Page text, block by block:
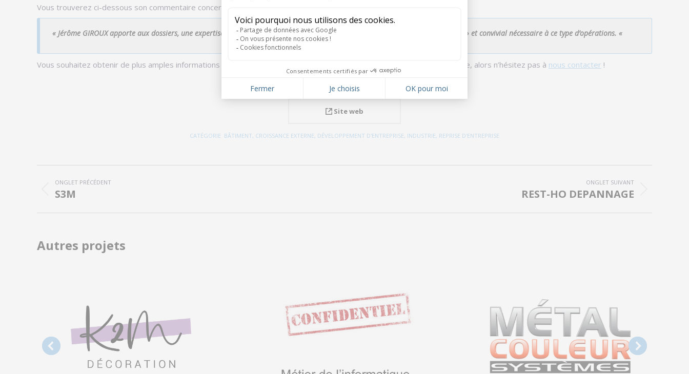
Vous trouverez ci-dessous son commentaire concernant notre accompagnement :
« Jérôme GIROUX apporte aux dossiers, une expertise et un accompagnement sérieux et efficace, sans négliger l’aspect « humain » et convivial nécessaire à ce type d’opérations. «
Vous souhaitez obtenir de plus amples informations ou souhaitez échanger sur votre projet. Nous sommes à votre écoute, alors n’hésitez pas à nous contacter !
Site web
CATÉGORIE BÂTIMENT, CROISSANCE EXTERNE, DÉVELOPPEMENT D'ENTREPRISE, INDUSTRIE, REPRISE D'ENTREPRISE
Navigation
commentaire
ONGLET PRÉCÉDENT
Onglet
S3M
ONGLET SUIVANT
REST-HO DEPANNAGE
Autres projets